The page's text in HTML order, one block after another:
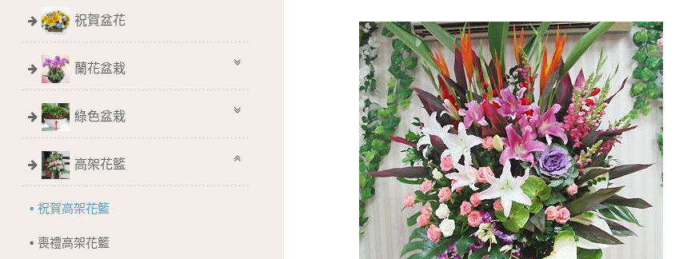
祝賀盆花
蘭花盆栽
綠色盆栽
高架花籃
祝賀高架花籃
喪禮高架花籃